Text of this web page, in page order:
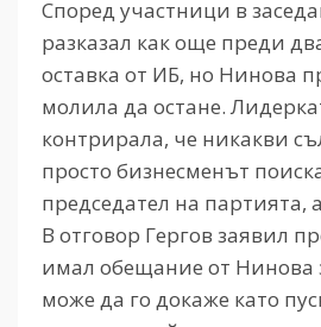
Според участници в
разказал как още преди
оставка от ИБ, но Нинова
молила да остане.
контрирала, че никакви
просто бизнесменът
председател на партията,
В отговор Гергов заявил
имал обещание от Нинова
може да го докаже като